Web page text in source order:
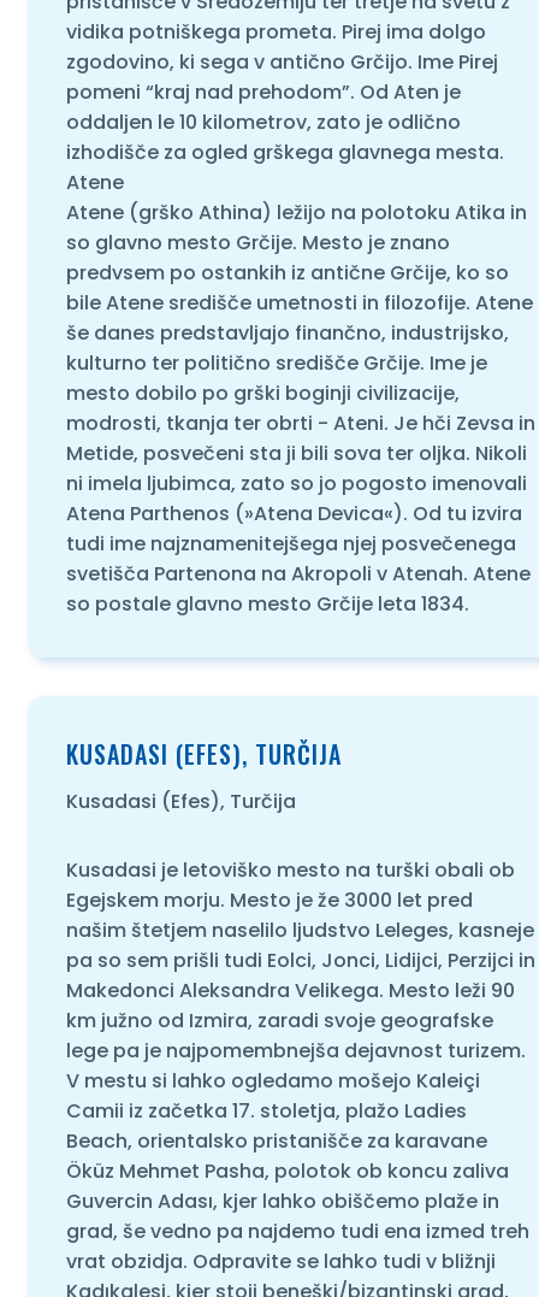
vidika potniškega prometa. Pirej ima dolgo
zgodovino, ki sega v antično Grčijo. Ime Pirej
pomeni “kraj nad prehodom”. Od Aten je
oddaljen le 10 kilometrov, zato je odlično
izhodišče za ogled grškega glavnega mesta.
Atene
Atene (grško Athina) ležijo na polotoku Atika in
so glavno mesto Grčije. Mesto je znano
predvsem po ostankih iz antične Grčije, ko so
bile Atene središče umetnosti in filozofije. Atene
še danes predstavljajo finančno, industrijsko,
kulturno ter politično središče Grčije. Ime je
mesto dobilo po grški boginji civilizacije,
modrosti, tkanja ter obrti - Ateni. Je hči Zevsa in
Metide, posvečeni sta ji bili sova ter oljka. Nikoli
ni imela ljubimca, zato so jo pogosto imenovali
Atena Parthenos (»Atena Devica«). Od tu izvira
tudi ime najznamenitejšega njej posvečenega
svetišča Partenona na Akropoli v Atenah. Atene
so postale glavno mesto Grčije leta 1834.
KUSADASI (EFES), TURČIJA
Kusadasi (Efes), Turčija
Kusadasi je letoviško mesto na turški obali ob
Egejskem morju. Mesto je že 3000 let pred
našim štetjem naselilo ljudstvo Leleges, kasneje
pa so sem prišli tudi Eolci, Jonci, Lidijci, Perzijci in
Makedonci Aleksandra Velikega. Mesto leži 90
km južno od Izmira, zaradi svoje geografske
lege pa je najpomembnejša dejavnost turizem.
V mestu si lahko ogledamo mošejo Kaleiçi
Camii iz začetka 17. stoletja, plažo Ladies
Beach, orientalsko pristanišče za karavane
Öküz Mehmet Pasha, polotok ob koncu zaliva
Guvercin Adası, kjer lahko obiščemo plaže in
grad, še vedno pa najdemo tudi ena izmed treh
vrat obzidja. Odpravite se lahko tudi v bližnji